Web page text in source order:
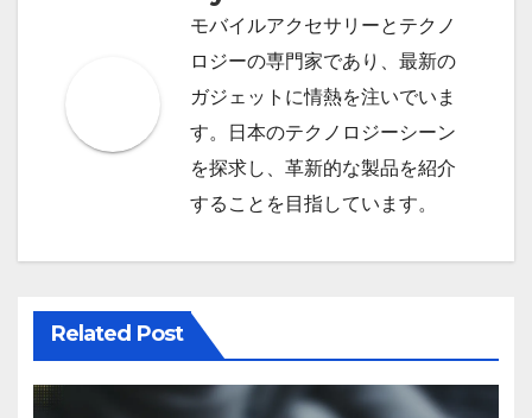
モバイルアクセサリーとテクノ
ロジーの専門家であり、最新の
ガジェットに情熱を注いでいま
す。日本のテクノロジーシーン
を探求し、革新的な製品を紹介
することを目指しています。
Related Post